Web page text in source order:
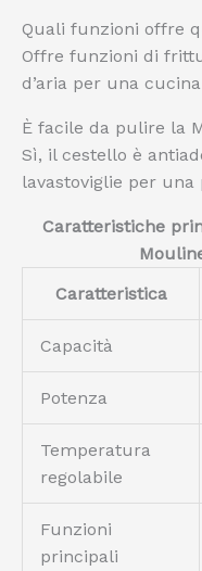
Quali funzioni offre
Offre funzioni di
d’aria per una
È facile da pulire la
Sì, il cestello è
lavastoviglie per
Caratteristiche
Caratteristica
Capacità
Potenza
Temperatura
regolabile
Funzioni
principali